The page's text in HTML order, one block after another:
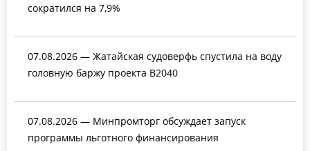
сократился на 7,9%
07.08.2026 — Жатайская судоверфь спустила на воду
головную баржу проекта В2040
07.08.2026 — Минпромторг обсуждает запуск
программы льготного финансирования